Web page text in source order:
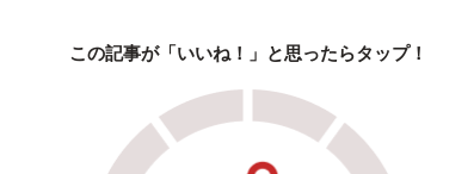
この記事が「いいね！」と思ったらタップ！